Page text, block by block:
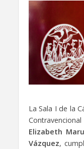
La Sala I de la
Elizabeth
Vázquez,